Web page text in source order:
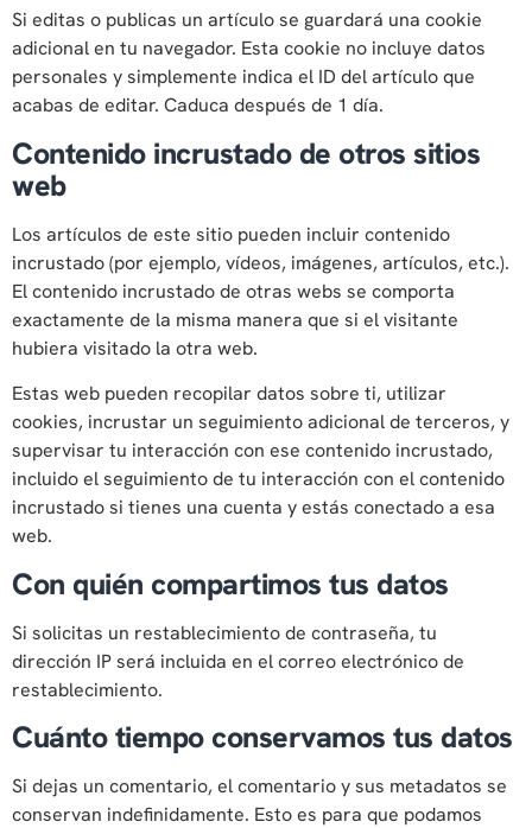
Si editas o publicas un artículo se guardará una cookie
adicional en tu navegador. Esta cookie no incluye datos
personales y simplemente indica el ID del artículo que
acabas de editar. Caduca después de 1 día.
Contenido incrustado de otros sitios
web
Los artículos de este sitio pueden incluir contenido
incrustado (por ejemplo, vídeos, imágenes, artículos, etc.).
El contenido incrustado de otras webs se comporta
exactamente de la misma manera que si el visitante
hubiera visitado la otra web.
Estas web pueden recopilar datos sobre ti, utilizar
cookies, incrustar un seguimiento adicional de terceros, y
supervisar tu interacción con ese contenido incrustado,
incluido el seguimiento de tu interacción con el contenido
incrustado si tienes una cuenta y estás conectado a esa
web.
Con quién compartimos tus datos
Si solicitas un restablecimiento de contraseña, tu
dirección IP será incluida en el correo electrónico de
restablecimiento.
Cuánto tiempo conservamos tus datos
Si dejas un comentario, el comentario y sus metadatos se
conservan indefinidamente. Esto es para que podamos